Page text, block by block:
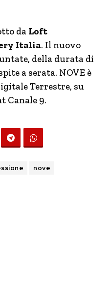
da Loft
Italia. Il nuovo
della durata di
a serata. NOVE è
Terrestre, su
Canale 9.
nove